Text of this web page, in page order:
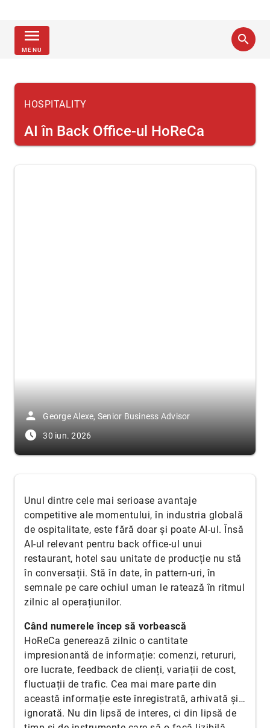
menu
MENU
search
HOSPITALITY
AI în Back Office-ul HoReCa
person George Alexe, Senior Business Advisor
access_time_filled 30 iun. 2026
Unul dintre cele mai serioase avantaje
competitive ale momentului, în industria globală
de ospitalitate, este fără doar și poate AI-ul. Însă
AI-ul relevant pentru back office-ul unui
restaurant, hotel sau unitate de producție nu stă
în conversații. Stă în date, în pattern-uri, în
semnale pe care ochiul uman le ratează în ritmul
zilnic al operațiunilor.
Când numerele încep să vorbească
HoReCa generează zilnic o cantitate
impresionantă de informație: comenzi, retururi,
ore lucrate, feedback de clienți, variații de cost,
fluctuații de trafic. Cea mai mare parte din
această informație este înregistrată, arhivată și…
ignorată. Nu din lipsă de interes, ci din lipsă de